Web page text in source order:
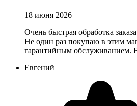
18 июня 2026
Очень быстрая обработка
Не один раз покупаю в этим
гарантийным обслуживанием.
Евгений